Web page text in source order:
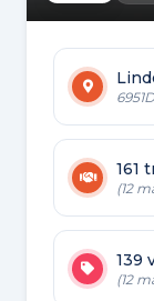
161
(12
139
(12